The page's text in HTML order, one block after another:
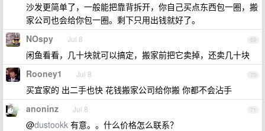
沙发更简单了，一般能把靠背拆开，你自己买点东西包一圈，搬
家公司也会给你包一圈。剩下只用出钱就好了。
69
NOspy Jul 8
闲鱼看看，几十块就可以搞定，搬家前把它卖掉，还卖几十块
70
Rooney1 Jul 8
买宜家的 出二手也快 花钱搬家公司给你搬 你都不会沾手
71
anoninz Jul 8
@dustookk 有意。。什么价格怎么联系？